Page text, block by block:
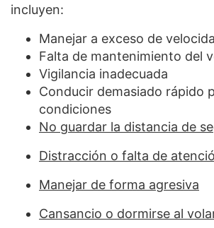
incluyen:
Manejar a exceso de
Falta de mantenimiento del
Vigilancia inadecuada
Conducir demasiado rápido
condiciones
No guardar la distancia de
Distracción o falta de
Manejar de forma agresiva
Cansancio o dormirse al